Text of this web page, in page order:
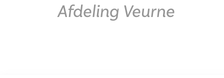
Afdeling Veurne